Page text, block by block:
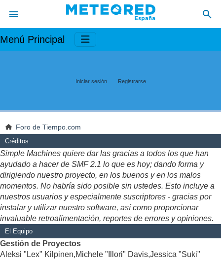
Menú Principal
Iniciar sesión Registrarse
Foro de Tiempo.com
Créditos
Simple Machines quiere dar las gracias a todos los que han
ayudado a hacer de SMF 2.1 lo que es hoy; dando forma y
dirigiendo nuestro proyecto, en los buenos y en los malos
momentos. No habría sido posible sin ustedes. Esto incluye a
nuestros usuarios y especialmente suscriptores - gracias por
instalar y utilizar nuestro software, así como proporcionar
invaluable retroalimentación, reportes de errores y opiniones.
El Equipo
Gestión de Proyectos
Aleksi "Lex" Kilpinen,Michele "Illori" Davis,Jessica "Suki"